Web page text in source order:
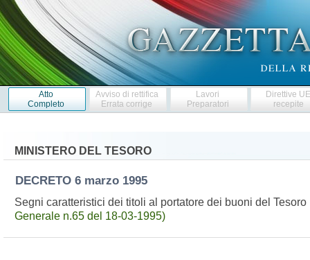
Atto
Completo
Avviso di rettifica
Errata corrige
Lavori
Preparatori
Direttive
recepite
MINISTERO DEL TESORO
DECRETO 6 marzo 1995
Segni caratteristici dei titoli al portatore dei buoni del
Generale n.65 del 18-03-1995)